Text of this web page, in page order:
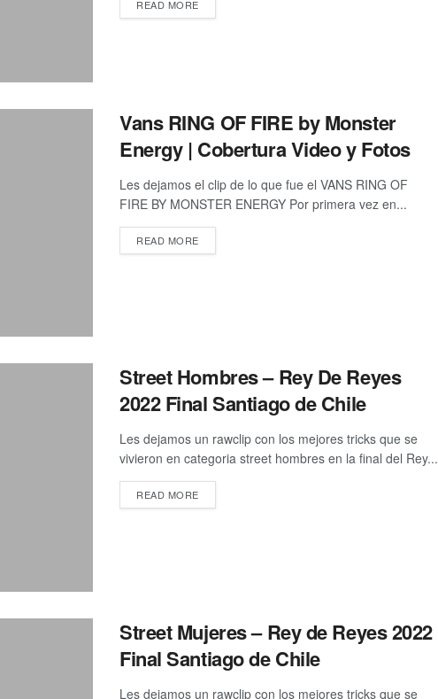
READ MOREDETAILS
Vans RING OF FIRE by Monster
Energy | Cobertura Video y Fotos
Les dejamos el clip de lo que fue el VANS RING OF
FIRE BY MONSTER ENERGY Por primera vez en...
READ MOREDETAILS
Street Hombres – Rey De Reyes
2022 Final Santiago de Chile
Les dejamos un rawclip con los mejores tricks que se
vivieron en categoria street hombres en la final del Rey...
READ MOREDETAILS
Street Mujeres – Rey de Reyes 2022
Final Santiago de Chile
Les dejamos un rawclip con los mejores tricks que se